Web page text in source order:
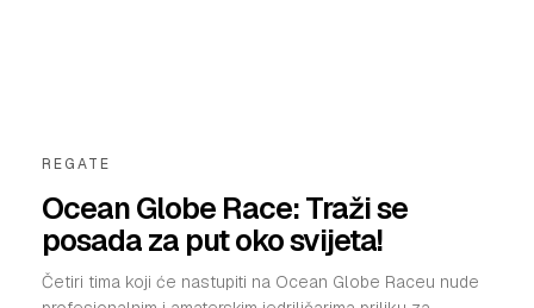
REGATE
Ocean Globe Race: Traži se
posada za put oko svijeta!
Četiri tima koji će nastupiti na Ocean Globe Raceu nude